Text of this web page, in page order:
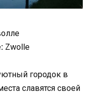
Zwolle
городок в
славятся своей